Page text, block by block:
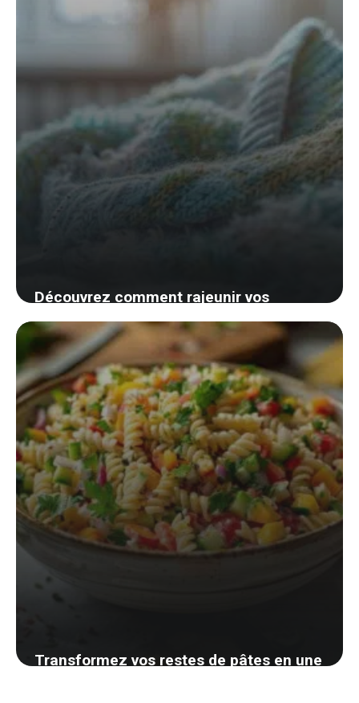
Découvrez comment rajeunir vos
vêtements préférés avec un simple
rasoir anti-bouloches
29 août 2024
Transformez vos restes de pâtes en une